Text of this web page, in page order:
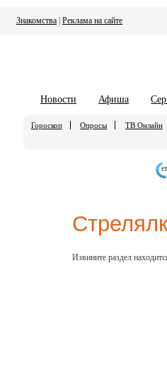
Знакомства Реклама на сайте
Новости Афиша
Гороскоп Опросы ТВ Онлайн
Извините раздел